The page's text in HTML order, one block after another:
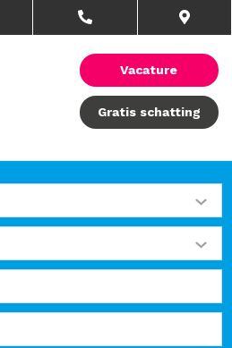
Vacature
Gratis schatting